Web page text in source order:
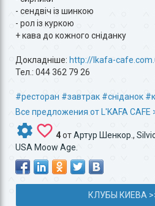
- сендвіч із шинкою
- рол із куркою
+ кава до кожного сніданку
Докладніше: http://lkafa-
Тел.: 044 362 79 26
#ресторан #завтрак #сніданок
Все предложения от L'KAFA CAFE
4отАртур Шенкор. ,
USA Moow Age.
КЛУБЫ КИЕВА